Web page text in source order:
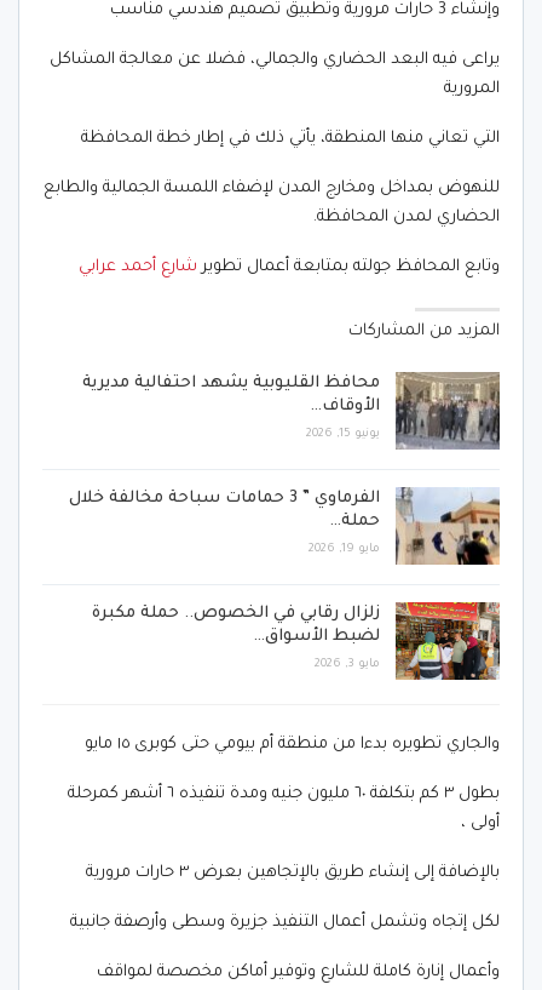
وإنشاء 3 حارات مرورية وتطبيق تصميم هندسي مناسب
يراعى فيه البعد الحضاري والجمالي، فضلا عن معالجة المشاكل
المرورية
التي تعاني منها المنطقة، يأتي ذلك في إطار خطة المحافظة
للنهوض بمداخل ومخارج المدن لإضفاء اللمسة الجمالية والطابع
الحضاري لمدن المحافظة.
وتابع المحافظ جولته بمتابعة أعمال تطوير شارع أحمد عرابي
المزيد من المشاركات
محافظ القليوبية يشهد احتفالية مديرية
الأوقاف…
يونيو 15, 2026
الفرماوي ” 3 حمامات سباحة مخالفة خلال
حملة…
مايو 19, 2026
زلزال رقابي في الخصوص.. حملة مكبرة
لضبط الأسواق…
مايو 3, 2026
والجاري تطويره بدءا من منطقة أم بيومي حتى كوبرى ١٥ مايو
بطول ٣ كم بتكلفة ٦٠ مليون جنيه ومدة تنفيذه ٦ أشهر كمرحلة
أولى ،
بالإضافة إلى إنشاء طريق بالإتجاهين بعرض ٣ حارات مرورية
لكل إتجاه وتشمل أعمال التنفيذ جزيرة وسطى وأرصفة جانبية
وأعمال إنارة كاملة للشارع وتوفير أماكن مخصصة لمواقف